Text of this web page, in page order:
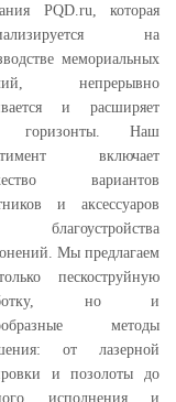
PQD.ru, которая
на
мемориальных
непрерывно
и расширяет
горизонты. Наш
включает
вариантов
и аксессуаров
Мы предлагаем
пескоструйную
но и
методы
от лазерной
и позолоты до
исполнения и